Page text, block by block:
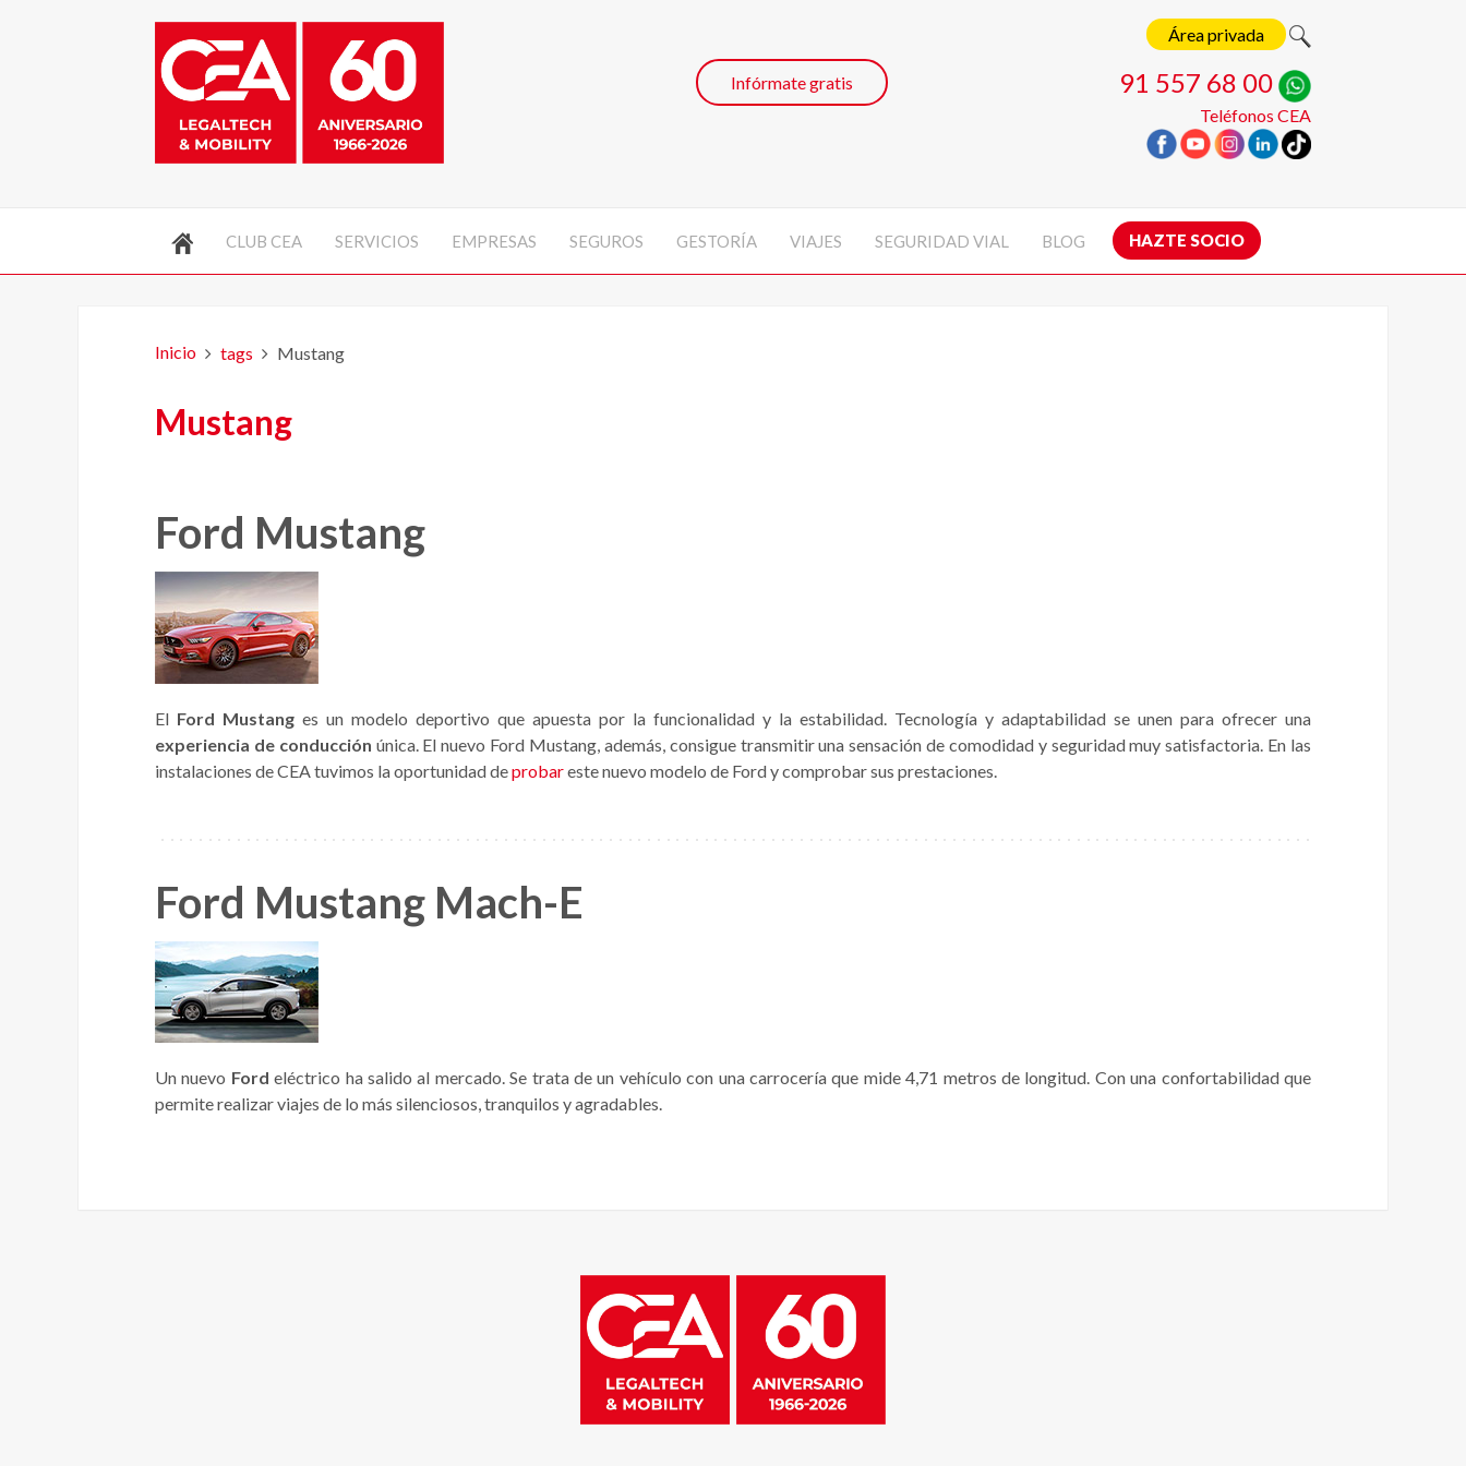
Área privada
91 557 68 00
Teléfonos CEA
Infórmate gratis
CLUB CEA SERVICIOS EMPRESAS SEGUROS GESTORÍA VIAJES SEGURIDAD VIAL BLOG HAZTE SOCIO
Inicio tags Mustang
Mustang
Ford Mustang
El Ford Mustang es un modelo deportivo que apuesta por la funcionalidad y la estabilidad. Tecnología y adaptabilidad se unen para ofrecer una
experiencia de conducción única. El nuevo Ford Mustang, además, consigue transmitir una sensación de comodidad y seguridad muy satisfactoria. En las
instalaciones de CEA tuvimos la oportunidad deprobareste nuevo modelo de Ford y comprobar sus prestaciones.
Ford Mustang Mach-E
Un nuevo Ford eléctrico ha salido al mercado. Se trata de un vehículo con una carrocería que mide 4,71 metros de longitud. Con una confortabilidad que
permite realizar viajes de lo más silenciosos, tranquilos y agradables.